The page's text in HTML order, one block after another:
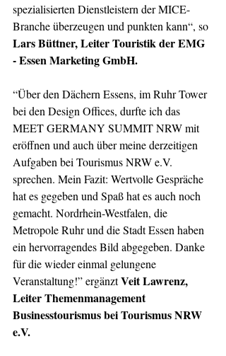
spezialisierten Dienstleistern der MICE-
Branche überzeugen und punkten kann“, so
Lars Büttner, Leiter Touristik der EMG
- Essen Marketing GmbH.
“Über den Dächern Essens, im Ruhr Tower
bei den Design Offices, durfte ich das
MEET GERMANY SUMMIT NRW mit
eröffnen und auch über meine derzeitigen
Aufgaben bei Tourismus NRW e.V.
sprechen. Mein Fazit: Wertvolle Gespräche
hat es gegeben und Spaß hat es auch noch
gemacht. Nordrhein-Westfalen, die
Metropole Ruhr und die Stadt Essen haben
ein hervorragendes Bild abgegeben. Danke
für die wieder einmal gelungene
Veranstaltung!” ergänzt Veit Lawrenz,
Leiter Themenmanagement
Businesstourismus bei Tourismus NRW
e.V.